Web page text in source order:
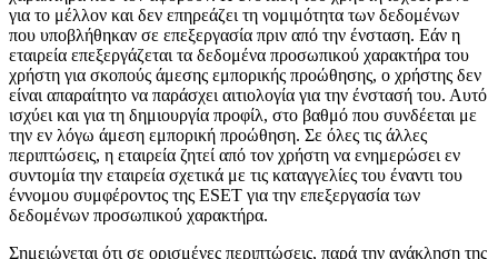
για το μέλλον και δεν επηρεάζει τη νομιμότητα των δεδομένων
που υποβλήθηκαν σε επεξεργασία πριν από την ένσταση. Εάν η
εταιρεία επεξεργάζεται τα δεδομένα προσωπικού χαρακτήρα του
χρήστη για σκοπούς άμεσης εμπορικής προώθησης, ο χρήστης δεν
είναι απαραίτητο να παράσχει αιτιολογία για την ένστασή του. Αυτό
ισχύει και για τη δημιουργία προφίλ, στο βαθμό που συνδέεται με
την εν λόγω άμεση εμπορική προώθηση. Σε όλες τις άλλες
περιπτώσεις, η εταιρεία ζητεί από τον χρήστη να ενημερώσει εν
συντομία την εταιρεία σχετικά με τις καταγγελίες του έναντι του
έννομου συμφέροντος της ESET για την επεξεργασία των
δεδομένων προσωπικού χαρακτήρα.
Σημειώνεται ότι σε ορισμένες περιπτώσεις, παρά την ανάκληση της